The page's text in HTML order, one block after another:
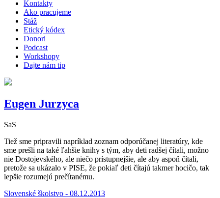
Kontakty
Ako pracujeme
Stáž
Etický kódex
Donori
Podcast
Workshopy
Dajte nám tip
Eugen Jurzyca
SaS
Tiež sme pripravili napríklad zoznam odporúčanej literatúry, kde
sme prešli na také ľahšie knihy s tým, aby deti radšej čítali, možno
nie Dostojevského, ale niečo prístupnejšie, ale aby aspoň čítali,
pretože sa ukázalo v PISE, že pokiaľ deti čítajú takmer hocičo, tak
lepšie rozumejú prečítanému.
Slovenské školstvo - 08.12.2013